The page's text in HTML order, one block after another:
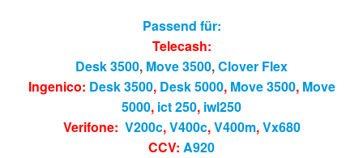
Passend für:
Telecash:
Desk 3500, Move 3500,Clover Flex
Ingenico: Desk 3500, Desk 5000, Move 3500, Move
5000, ict 250, iwl250
Verifone: V200c,V400c,V400m,Vx680
CCV: A920